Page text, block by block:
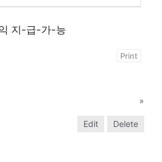
Print
»
Edit Delete